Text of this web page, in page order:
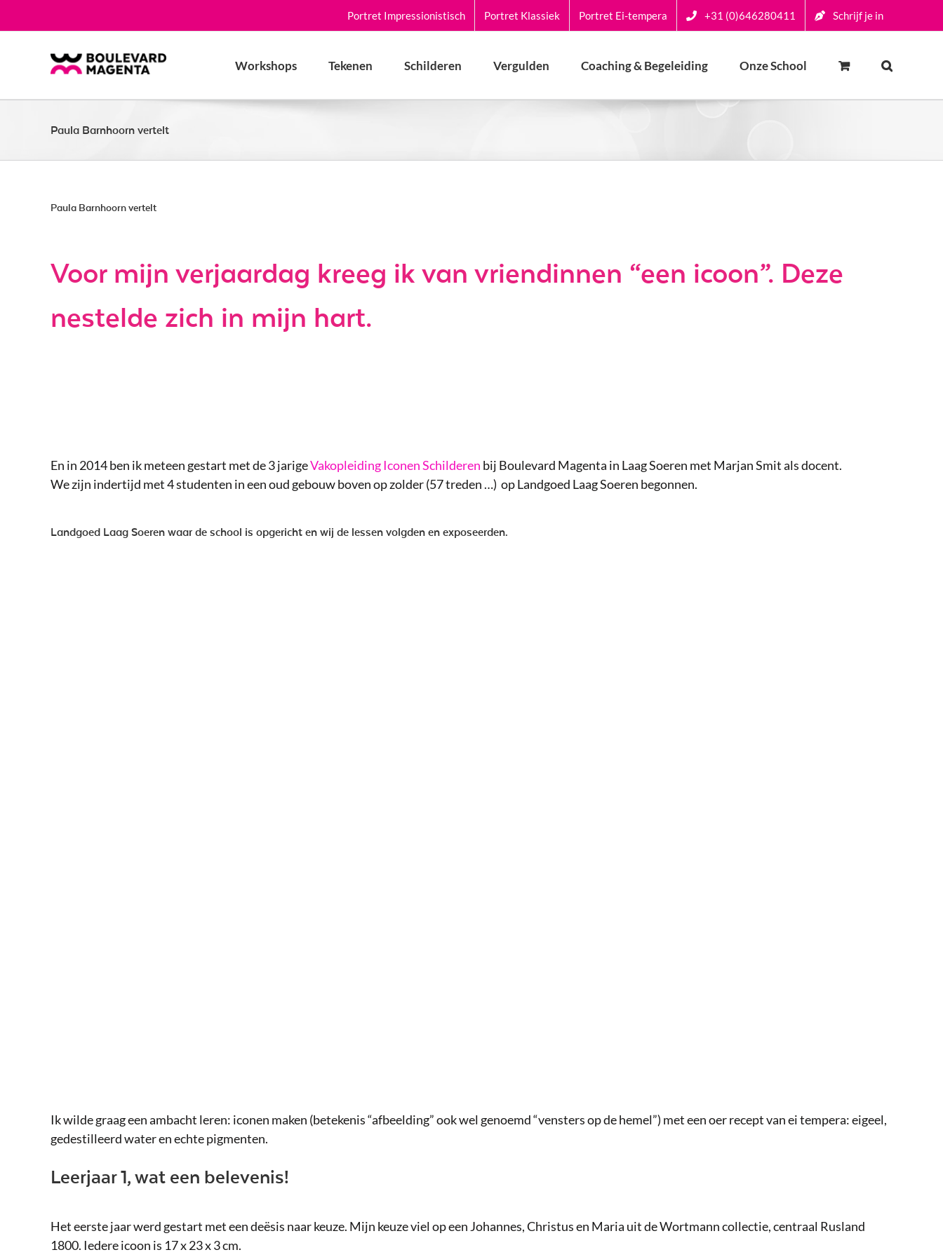
naar
Portret Impressionistisch Portret Klassiek Portret Ei-tempera +31 (0)646280411 Schrijf je in
Workshops Tekenen Schilderen Vergulden Coaching & Begeleiding Onze School
Paula Barnhoorn vertelt
Paula Barnhoorn vertelt
Voor mijn verjaardag kreeg ik van vriendinnen “een icoon”. Deze
nestelde zich in mijn hart.
En in 2014 ben ik meteen gestart met de 3 jarigeVakopleiding Iconen Schilderen bij Boulevard Magenta in Laag Soeren met Marjan Smit als docent.
We zijn indertijd met 4 studenten in een oud gebouw boven op zolder (57 treden …) op Landgoed Laag Soeren begonnen.
Landgoed Laag Soeren waar de school is opgericht en wij de lessen volgden en exposeerden.
Ik wilde graag een ambacht leren: iconen maken (betekenis “afbeelding” ook wel genoemd “vensters op de hemel”) met een oer recept van ei tempera: eigeel,
gedestilleerd water en echte pigmenten.
Leerjaar 1, wat een belevenis!
Het eerste jaar werd gestart met een deësis naar keuze. Mijn keuze viel op een Johannes, Christus en Maria uit de Wortmann collectie, centraal Rusland
1800. Iedere icoon is 17 x 23 x 3 cm.